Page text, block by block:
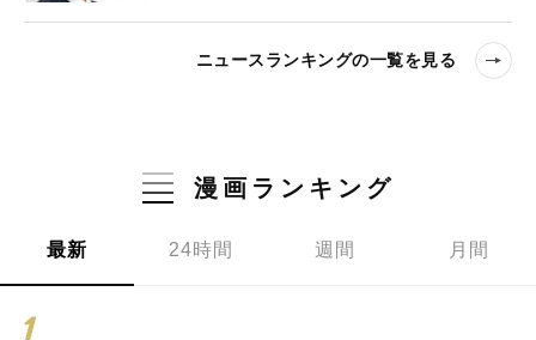
ニュースランキングの一覧を見る
漫画ランキング
最新 24時間 週間 月間